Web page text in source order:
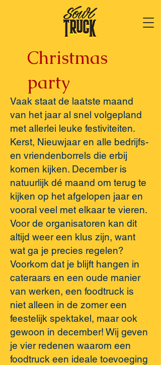
Christmas
party
Vaak staat de laatste maand
van het jaar al snel volgepland
met allerlei leuke festiviteiten.
Kerst, Nieuwjaar en alle bedrijfs-
en vriendenborrels die erbij
komen kijken. December is
natuurlijk dé maand om terug te
kijken op het afgelopen jaar en
vooral veel met elkaar te vieren.
Voor de organisatoren kan dit
altijd weer een klus zijn, want
wat ga je precies regelen?
Voorkom dat je blijft hangen in
cateraars en een oude manier
van werken, een foodtruck is
niet alleen in de zomer een
feestelijk spektakel, maar ook
gewoon in december! Wij geven
je vier redenen waarom een
foodtruck een ideale toevoeging